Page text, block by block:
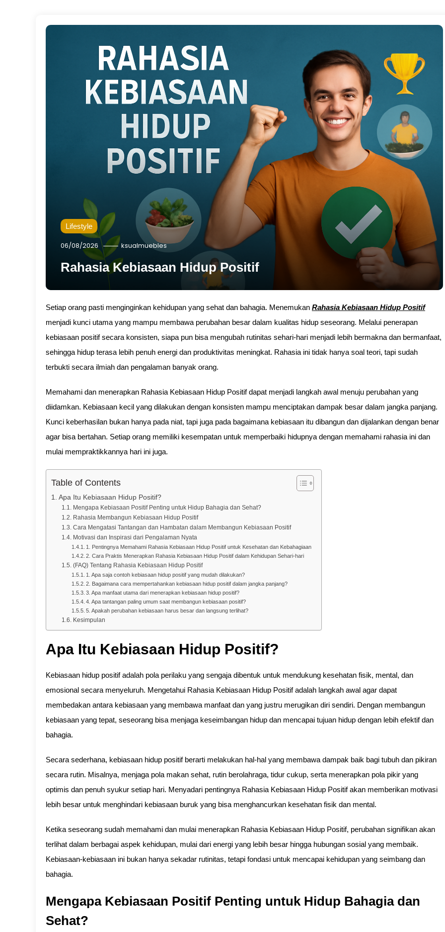
Lifestyle
06/08/2026 ksualmuebles
Rahasia Kebiasaan Hidup Positif
Setiap orang pasti menginginkan kehidupan yang sehat dan bahagia. Menemukan Rahasia Kebiasaan Hidup Positif
menjadi kunci utama yang mampu membawa perubahan besar dalam kualitas hidup seseorang. Melalui penerapan
kebiasaan positif secara konsisten, siapa pun bisa mengubah rutinitas sehari-hari menjadi lebih bermakna dan bermanfaat,
sehingga hidup terasa lebih penuh energi dan produktivitas meningkat. Rahasia ini tidak hanya soal teori, tapi sudah
terbukti secara ilmiah dan pengalaman banyak orang.
Memahami dan menerapkan Rahasia Kebiasaan Hidup Positif dapat menjadi langkah awal menuju perubahan yang
diidamkan. Kebiasaan kecil yang dilakukan dengan konsisten mampu menciptakan dampak besar dalam jangka panjang.
Kunci keberhasilan bukan hanya pada niat, tapi juga pada bagaimana kebiasaan itu dibangun dan dijalankan dengan benar
agar bisa bertahan. Setiap orang memiliki kesempatan untuk memperbaiki hidupnya dengan memahami rahasia ini dan
mulai mempraktikkannya hari ini juga.
Table of Contents
Apa Itu Kebiasaan Hidup Positif?
Mengapa Kebiasaan Positif Penting untuk Hidup Bahagia dan Sehat?
Rahasia Membangun Kebiasaan Hidup Positif
Cara Mengatasi Tantangan dan Hambatan dalam Membangun Kebiasaan Positif
Motivasi dan Inspirasi dari Pengalaman Nyata
1. Pentingnya Memahami Rahasia Kebiasaan Hidup Positif untuk Kesehatan dan Kebahagiaan
2. Cara Praktis Menerapkan Rahasia Kebiasaan Hidup Positif dalam Kehidupan Sehari-hari
(FAQ) Tentang Rahasia Kebiasaan Hidup Positif
1. Apa saja contoh kebiasaan hidup positif yang mudah dilakukan?
2. Bagaimana cara mempertahankan kebiasaan hidup positif dalam jangka panjang?
3. Apa manfaat utama dari menerapkan kebiasaan hidup positif?
4. Apa tantangan paling umum saat membangun kebiasaan positif?
5. Apakah perubahan kebiasaan harus besar dan langsung terlihat?
Kesimpulan
Apa Itu Kebiasaan Hidup Positif?
Kebiasaan hidup positif adalah pola perilaku yang sengaja dibentuk untuk mendukung kesehatan fisik, mental, dan
emosional secara menyeluruh. Mengetahui Rahasia Kebiasaan Hidup Positif adalah langkah awal agar dapat
membedakan antara kebiasaan yang membawa manfaat dan yang justru merugikan diri sendiri. Dengan membangun
kebiasaan yang tepat, seseorang bisa menjaga keseimbangan hidup dan mencapai tujuan hidup dengan lebih efektif dan
bahagia.
Secara sederhana, kebiasaan hidup positif berarti melakukan hal-hal yang membawa dampak baik bagi tubuh dan pikiran
secara rutin. Misalnya, menjaga pola makan sehat, rutin berolahraga, tidur cukup, serta menerapkan pola pikir yang
optimis dan penuh syukur setiap hari. Menyadari pentingnya Rahasia Kebiasaan Hidup Positif akan memberikan motivasi
lebih besar untuk menghindari kebiasaan buruk yang bisa menghancurkan kesehatan fisik dan mental.
Ketika seseorang sudah memahami dan mulai menerapkan Rahasia Kebiasaan Hidup Positif, perubahan signifikan akan
terlihat dalam berbagai aspek kehidupan, mulai dari energi yang lebih besar hingga hubungan sosial yang membaik.
Kebiasaan-kebiasaan ini bukan hanya sekadar rutinitas, tetapi fondasi untuk mencapai kehidupan yang seimbang dan
bahagia.
Mengapa Kebiasaan Positif Penting untuk Hidup Bahagia dan
Sehat?